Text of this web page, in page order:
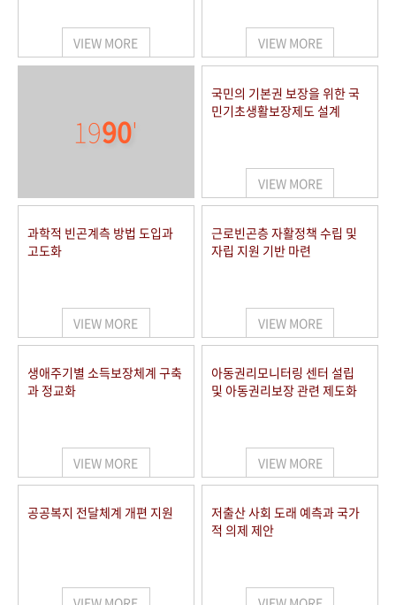
VIEW MORE VIEW MORE
1990'
국민의 기본권 보장을 위한 국
민기초생활보장제도 설계
VIEW MORE
과학적 빈곤계측 방법 도입과
고도화
VIEW MORE
근로빈곤층 자활정책 수립 및
자립 지원 기반 마련
VIEW MORE
생애주기별 소득보장체계 구축
과 정교화
VIEW MORE
아동권리모니터링 센터 설립
및 아동권리보장 관련 제도화
VIEW MORE
공공복지 전달체계 개편 지원
저출산 사회 도래 예측과 국가
적 의제 제안